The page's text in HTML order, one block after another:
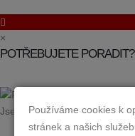
Používáme cookies k
stránek a našich
×
POTŘEBUJETE PORADIT?
Jsem AI asistent. Ptejte se